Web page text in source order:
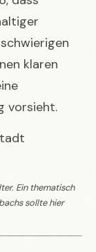
klaren
vorsieht.
Ein thematisch
sollte hier